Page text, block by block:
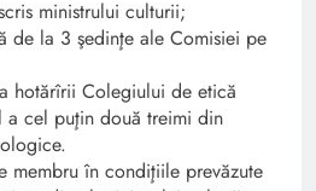
ministrului culturii;
de la 3 şedinţe ale Comisiei pe
hotărîrii Colegiului de etică
a cel puţin două treimi din
membru în condiţiile prevăzute